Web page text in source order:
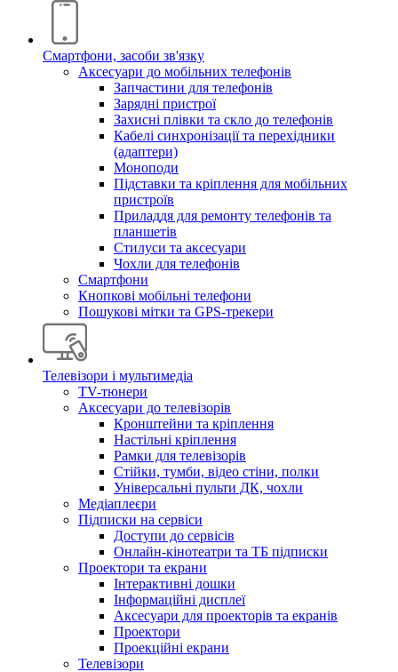
Смартфони, засоби зв'язку
Аксесуари до мобільних телефонів
Запчастини для телефонів
Зарядні пристрої
Захисні плівки та скло до телефонів
Кабелі синхронізації та перехідники
(адаптери)
Моноподи
Підставки та кріплення для мобільних
пристроїв
Приладдя для ремонту телефонів та
планшетів
Стилуси та аксесуари
Чохли для телефонів
Смартфони
Кнопкові мобільні телефони
Пошукові мітки та GPS-трекери
Телевізори і мультимедіа
TV-тюнери
Аксесуари до телевізорів
Кронштейни та кріплення
Настільні кріплення
Рамки для телевізорів
Стійки, тумби, відео стіни, полки
Універсальні пульти ДК, чохли
Медіаплеєри
Підписки на сервіси
Доступи до сервісів
Онлайн-кінотеатри та ТБ підписки
Проектори та екрани
Інтерактивні дошки
Інформаційні дисплеї
Аксесуари для проекторів та екранів
Проектори
Проекційні екрани
Телевізори